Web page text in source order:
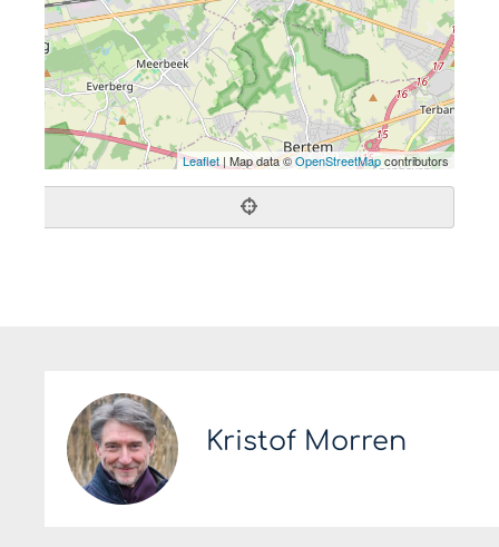
Leaflet | Map data ©OpenStreetMapcontributors
Kristof Morren